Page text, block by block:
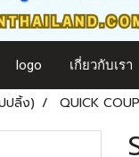
logo เกี่ยวกับเรา
ปลิ้ง) QUICK